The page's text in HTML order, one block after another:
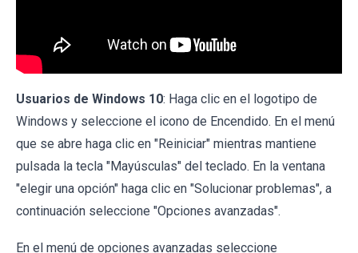
Usuarios de Windows 10: Haga clic en el logotipo de
Windows y seleccione el icono de Encendido. En el menú
que se abre haga clic en "Reiniciar" mientras mantiene
pulsada la tecla "Mayúsculas" del teclado. En la ventana
"elegir una opción" haga clic en "Solucionar problemas", a
continuación seleccione "Opciones avanzadas".
En el menú de opciones avanzadas seleccione